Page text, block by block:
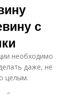
с
необходимо
даже, не
целым.